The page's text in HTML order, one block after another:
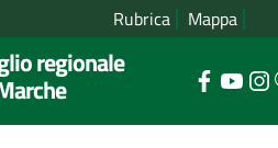
Rubrica Mappa
regionale